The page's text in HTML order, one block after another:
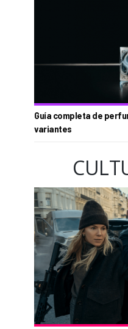
Guía completa de
variantes